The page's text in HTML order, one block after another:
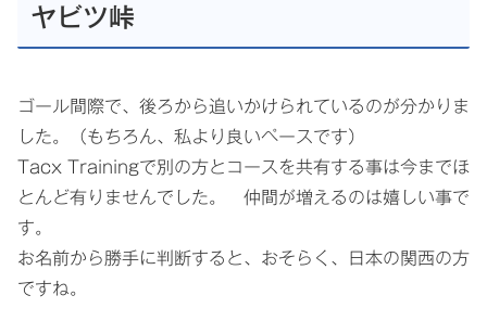
ヤビツ峠
ゴール間際で、後ろから追いかけられているのが分かりま
した。（もちろん、私より良いペースです）
Tacx Trainingで別の方とコースを共有する事は今までほ
とんど有りませんでした。 仲間が増えるのは嬉しい事で
す。
お名前から勝手に判断すると、おそらく、日本の関西の方
ですね。